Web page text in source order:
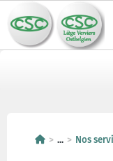
... Nos